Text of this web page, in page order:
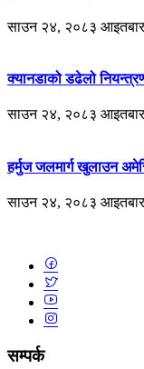
साउन २४, २०८३
क्यानडाको डढेलो
साउन २४, २०८३
हर्मुज जलमार्ग खुलाउन
साउन २४, २०८३
सम्पर्क